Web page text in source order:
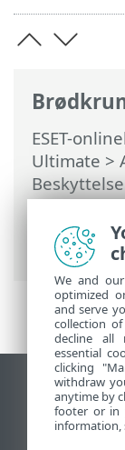
ESET-
Ultimate >
Beskyttelse
Outlook
Vis
End of Life
ESET-
We and
optimized
and serve
collection
decline all
essential
clicking
withdraw
anytime by
footer or in
information,